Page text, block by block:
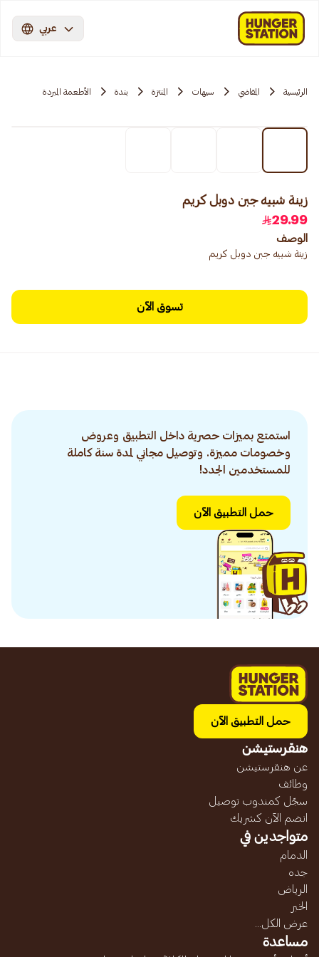
عربي
الرئيسية المقاضي سيهات المنتزة بندة الأطعمة المبردة
زينة شبيه جبن دوبل كريم
29.99
الوصف
زينة شبيه جبن دوبل كريم
تسوق الآن
استمتع بميزات حصرية داخل التطبيق وعروض
وخصومات مميزة. وتوصيل مجاني لمدة سنة كاملة
للمستخدمين الجدد!
حمل التطبيق الآن
حمل التطبيق الآن
هنقرستيشن
عن هنقرستيشن
وظائف
سجّل كمندوب توصيل
انضم الآن كشريك
متواجدين في
الدمام
جده
الرياض
الخبر
عرض الكل...
مساعدة